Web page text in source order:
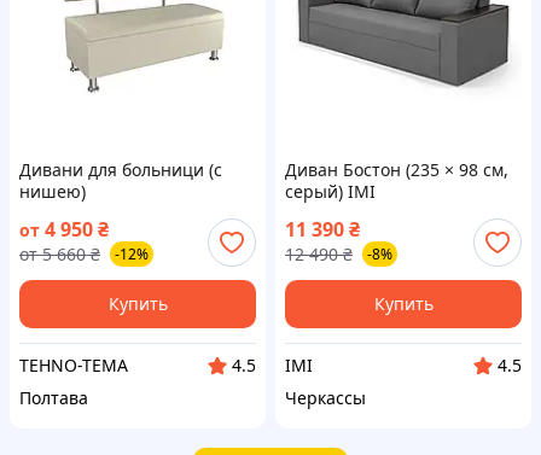
Дивани для больници (с
нишею)
от 4 950₴
от 5 660 ₴ -12%
Купить
TEHNO-TEMA
4.5
Полтава
Диван Бостон (235 × 98 см,
серый) IMI
11 390₴
12 490 ₴ -8%
Купить
IMI
4.5
Черкассы